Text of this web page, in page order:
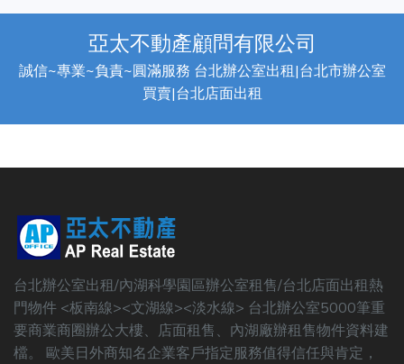
亞太不動產顧問有限公司
誠信~專業~負責~圓滿服務 台北辦公室出租|台北市辦公室
買賣|台北店面出租
台北辦公室出租/內湖科學園區辦公室租售/台北店面出租熱
門物件 <板南線><文湖線><淡水線> 台北辦公室5000筆重
要商業商圈辦公大樓、店面租售、內湖廠辦租售物件資料建
檔。 歐美日外商知名企業客戶指定服務值得信任與肯定，